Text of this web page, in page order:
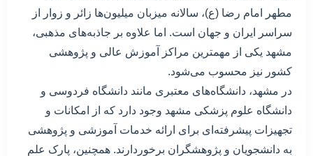
مطهر امام رضا (ع)، سالانه میزبان میلیون‌ها زائر و زوار از
سراسر ایران و جهان است. اما علاوه بر جاذبه‌های مذهبی،
مشهد یکی از مهمترین مراکز آموزش عالی و پژوهشی
کشور نیز محسوب می‌شود.
در مشهد، دانشگاه‌های معتبری مانند دانشگاه فردوسی و
دانشگاه علوم پزشکی مشهد وجود دارد که از امکانات و
تجهیزات پیشرفته‌ای برای ارائه خدمات آموزشی و پژوهشی
به دانشجویان و پژوهشگران برخوردارند. همچنین، پارک علم